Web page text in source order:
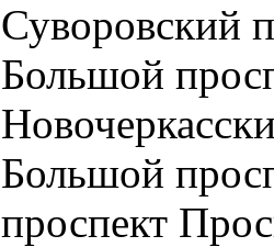
Суворовский
Большой
Большой
проспект